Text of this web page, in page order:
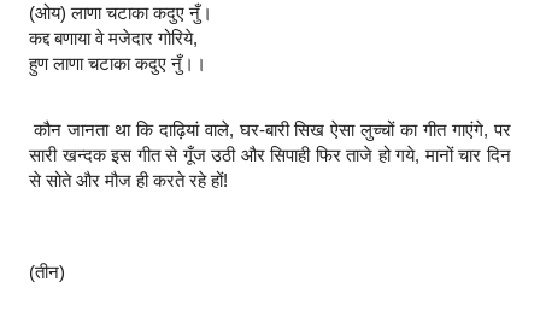
(ओय) लाणा चटाका कदुए नुँ।
कद्द बणाया वे मजेदार गोरिये,
हुण लाणा चटाका कदुए नुँ।।
कौन जानता था कि दाढ़ियां वाले, घर-बारी सिख ऐसा लुच्चों का गीत गाएंगे, पर
सारी खन्दक इस गीत से गूँज उठी और सिपाही फिर ताजे हो गये, मानों चार दिन
से सोते और मौज ही करते रहे हों!
(तीन)